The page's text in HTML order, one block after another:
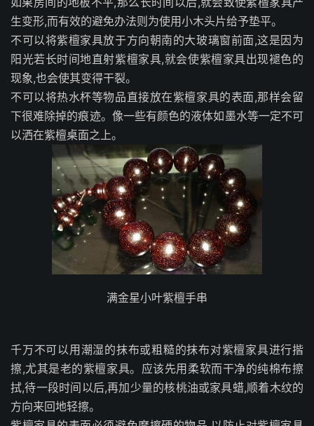
生变形,而有效的避免办法则为使用小木头片给予垫平。
不可以将紫檀家具放于方向朝南的大玻璃窗前面,这是因为
阳光若长时间地直射紫檀家具,就会使紫檀家具出现褪色的
现象,也会使其变得干裂。
不可以将热水杯等物品直接放在紫檀家具的表面,那样会留
下很难除掉的痕迹。像一些有颜色的液体如墨水等一定不可
以洒在紫檀桌面之上。
满金星小叶紫檀手串
千万不可以用潮湿的抹布或粗糙的抹布对紫檀家具进行揩
擦,尤其是老的紫檀家具。应该先用柔软而干净的纯棉布擦
拭,待一段时间以后,再加少量的核桃油或家具蜡,顺着木纹的
方向来回地轻擦。